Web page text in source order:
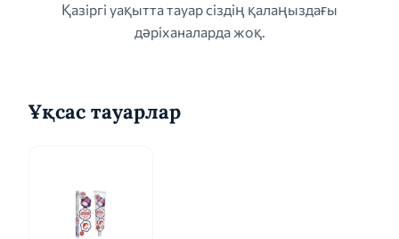
Қазіргі уақытта тауар сіздің қалаңыздағы
дәріханаларда жоқ.
Ұқсас тауарлар